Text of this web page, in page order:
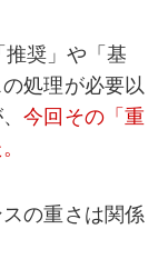
奨」や「基
処理が必要以
今回その「重
の重さは関係